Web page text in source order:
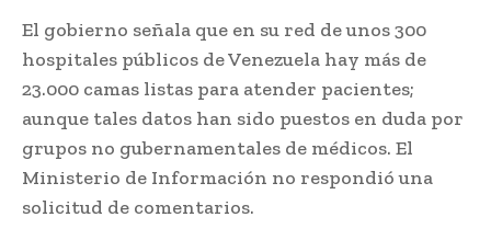
El gobierno señala que en su red de unos 300
hospitales públicos de Venezuela hay más de
23.000 camas listas para atender pacientes;
aunque tales datos han sido puestos en duda por
grupos no gubernamentales de médicos. El
Ministerio de Información no respondió una
solicitud de comentarios.